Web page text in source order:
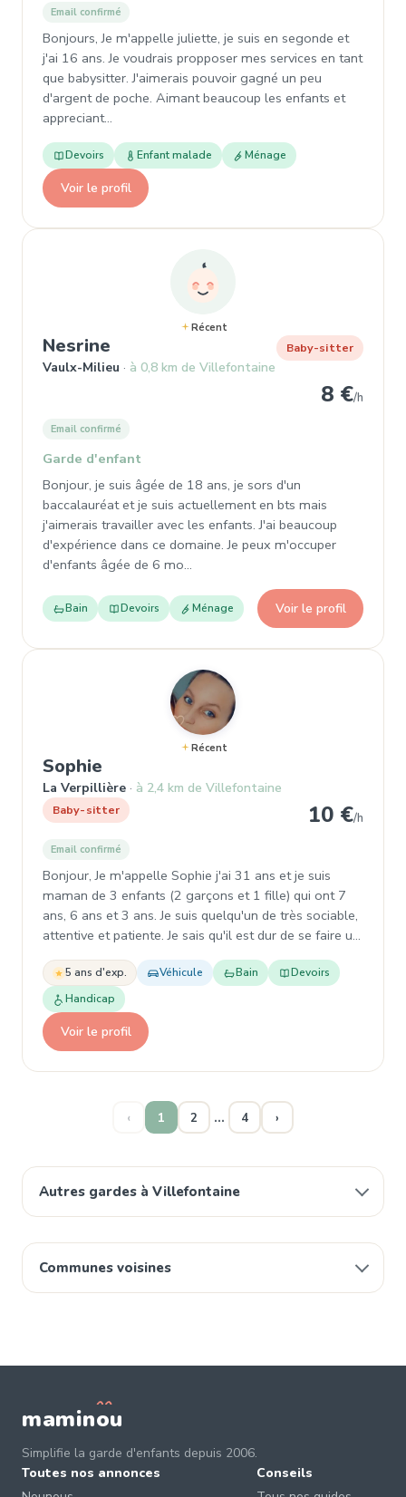
Autres gardes à Villefontaine
Communes voisines
Email confirmé
Bonjours, Je m'appelle juliette, je suis en segonde et
j'ai 16 ans. Je voudrais propposer mes services en tant
que babysitter. J'aimerais pouvoir gagné un peu
d'argent de poche. Aimant beaucoup les enfants et
appreciant…
Devoirs Enfant malade Ménage
Voir le profil
Récent
Nesrine , Baby-sitter à Vaulx-Milieu
Vaulx-Milieu à 0,8 km de Villefontaine
Baby-sitter
8 €/h
Email confirmé
Garde d'enfant
Bonjour, je suis âgée de 18 ans, je sors d'un
baccalauréat et je suis actuellement en bts mais
j'aimerais travailler avec les enfants. J'ai beaucoup
d'expérience dans ce domaine. Je peux m'occuper
d'enfants âgée de 6 mo…
Bain Devoirs Ménage Voir le profil
Récent
Sophie
La Verpillière à 2,4 km de Villefontaine
Baby-sitter 10 €/h
Email confirmé
Bonjour, Je m'appelle Sophie j'ai 31 ans et je suis
maman de 3 enfants (2 garçons et 1 fille) qui ont 7
ans, 6 ans et 3 ans. Je suis quelqu'un de très sociable,
attentive et patiente. Je sais qu'il est dur de se faire u…
5 ans d'exp. Véhicule Bain
Devoirs
Handicap
Voir le profil
‹ 1 2 … 4 ›
maminou
Simplifie la garde d'enfants depuis 2006.
Toutes nos annonces
Conseils